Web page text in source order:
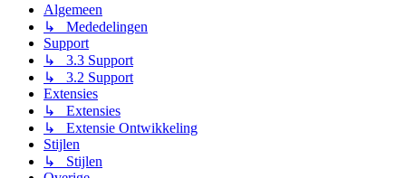
Algemeen
↳ Mededelingen
Support
↳ 3.3 Support
↳ 3.2 Support
Extensies
↳ Extensies
↳ Extensie Ontwikkeling
Stijlen
↳ Stijlen